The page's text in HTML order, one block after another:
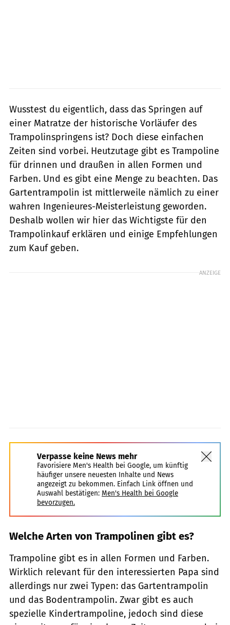
Wusstest du eigentlich, dass das Springen auf
einer Matratze der historische Vorläufer des
Trampolinspringens ist? Doch diese einfachen
Zeiten sind vorbei. Heutzutage gibt es Trampoline
für drinnen und draußen in allen Formen und
Farben. Und es gibt eine Menge zu beachten. Das
Gartentrampolin ist mittlerweile nämlich zu einer
wahren Ingenieures-Meisterleistung geworden.
Deshalb wollen wir hier das Wichtigste für den
Trampolinkauf erklären und einige Empfehlungen
zum Kauf geben.
ANZEIGE
Verpasse keine News mehr
Favorisiere Men's Health bei Google, um künftig
häufiger unsere neuesten Inhalte und News
angezeigt zu bekommen. Einfach Link öffnen und
Auswahl bestätigen: Men's Health bei Google
bevorzugen.
Welche Arten von Trampolinen gibt es?
Trampoline gibt es in allen Formen und Farben.
Wirklich relevant für den interessierten Papa sind
allerdings nur zwei Typen: das Gartentrampolin
und das Bodentrampolin. Zwar gibt es auch
spezielle Kindertrampoline, jedoch sind diese